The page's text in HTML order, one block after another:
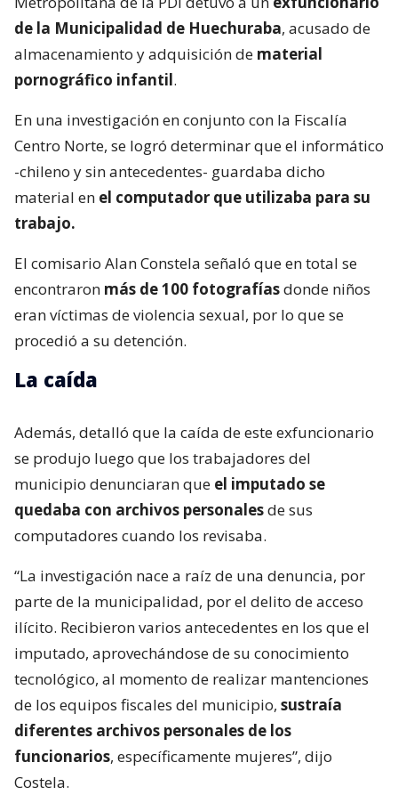
de la Municipalidad de Huechuraba, acusado de
almacenamiento y adquisición de material
pornográfico infantil.
En una investigación en conjunto con la Fiscalía
Centro Norte, se logró determinar que el informático
-chileno y sin antecedentes- guardaba dicho
material en el computador que utilizaba para su
trabajo.
El comisario Alan Constela señaló que en total se
encontraron más de 100 fotografíasdonde niños
eran víctimas de violencia sexual, por lo que se
procedió a su detención.
La caída
Además, detalló que la caída de este exfuncionario
se produjo luego que los trabajadores del
municipio denunciaran que el imputado se
quedaba con archivos personalesde sus
computadores cuando los revisaba.
“La investigación nace a raíz de una denuncia, por
parte de la municipalidad, por el delito de acceso
ilícito. Recibieron varios antecedentes en los que el
imputado, aprovechándose de su conocimiento
tecnológico, al momento de realizar mantenciones
de los equipos fiscales del municipio, sustraía
diferentes archivos personales de los
funcionarios, específicamente mujeres”, dijo
Costela.